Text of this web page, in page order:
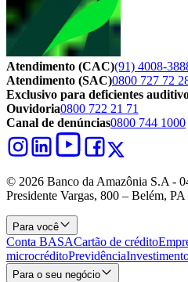
Atendimento (CAC)(91) 4008-
Atendimento (SAC)0800 727 72
Exclusivo para deficientes
Ouvidoria0800 722 21 71
Canal de denúncias0800 744 1000
© 2026 Banco da Amazônia S.A -
Presidente Vargas, 800 – Belém,
Para você
Conta BASACartão de crédito
microcréditoPrevidência
Para o seu negócio